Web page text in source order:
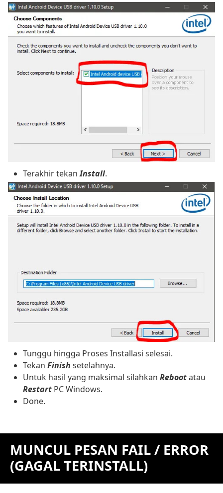
Terakhir tekanInstall.
Tunggu hingga Proses Installasi selesai.
Tekan Finish setelahnya.
Untuk hasil yang maksimal silahkan Rebootatau
Restart PC Windows.
Done.
MUNCUL PESAN FAIL / ERROR
(GAGAL TERINSTALL)